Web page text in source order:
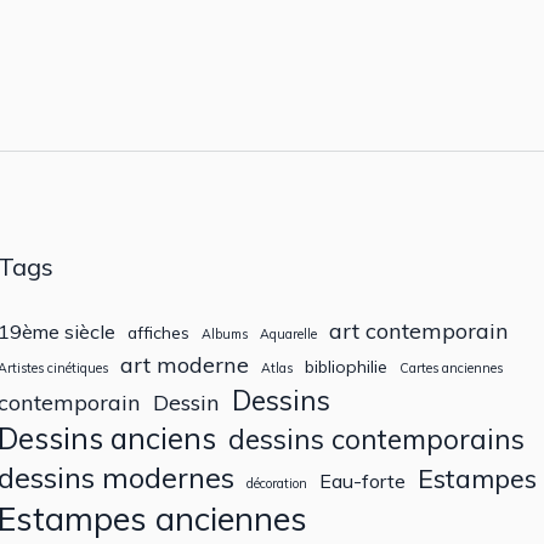
siècle affiches Albums Aquarelle art contemporain
cinétiques art moderne Atlas bibliophilie Cartes anciennes
Dessin Dessins
anciens dessins contemporains
modernes décoration Eau-forte Estampes
anciennes